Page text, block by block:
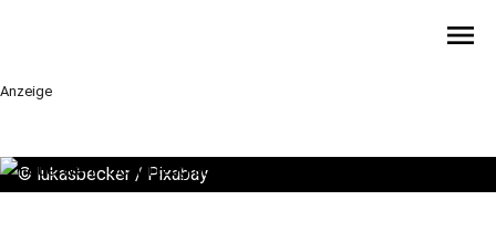
menu
Anzeige
© lukasbecker / Pixabay